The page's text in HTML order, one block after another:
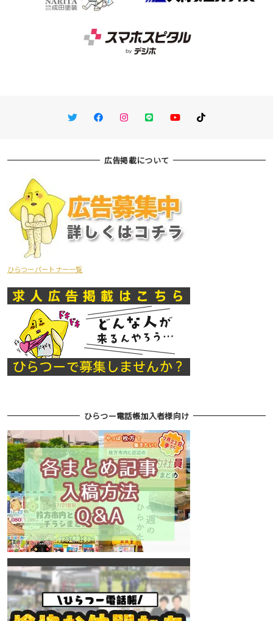
TwitterFacebookInstagram
LINE You TubeTikTok
広告掲載について
ひらつーパートナー一覧
ひらつー電話帳加入者様向け